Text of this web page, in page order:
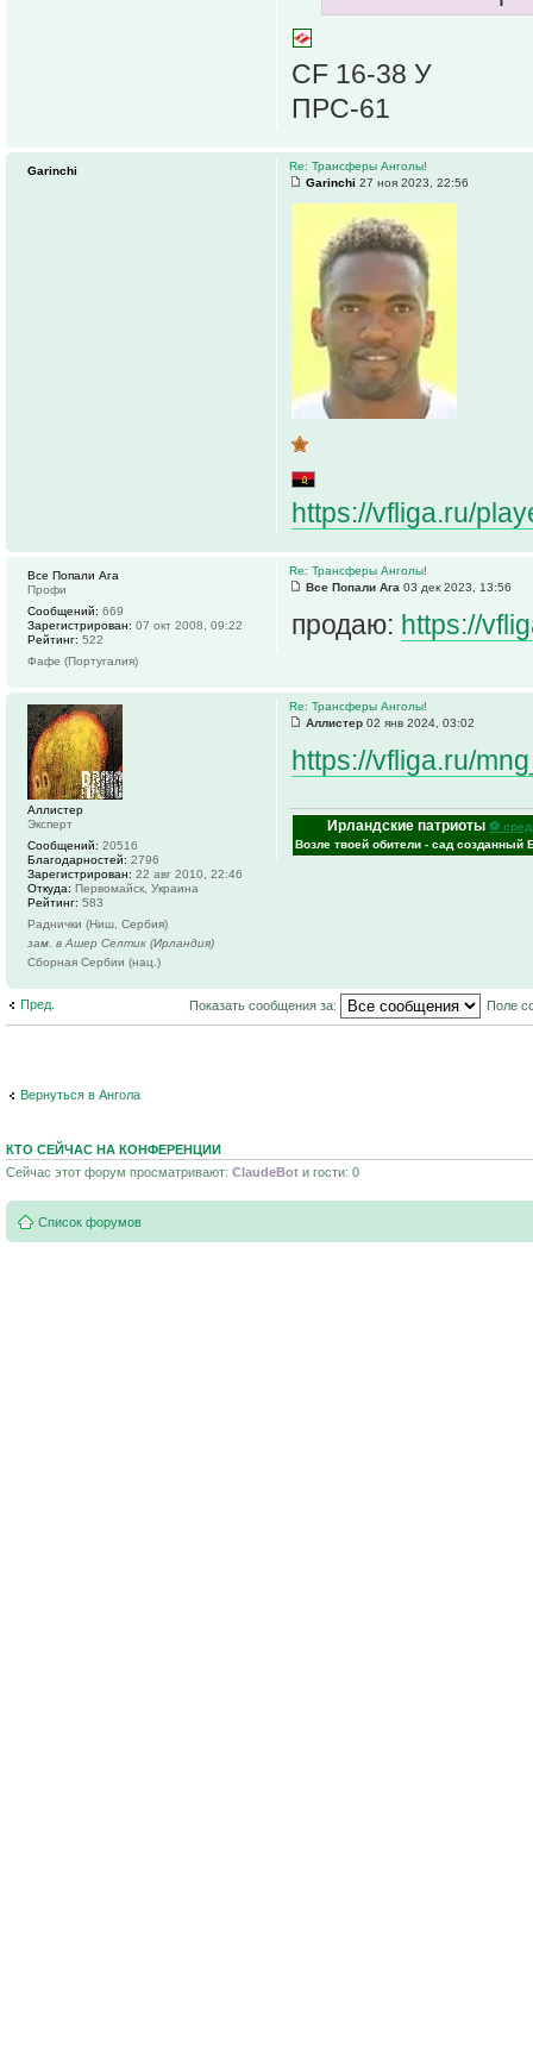
CF 16-38 У
ПРС-61
Re: Трансферы Анголы!
Garinchi 27 ноя 2023, 22:56
https://vfliga.ru/
Garinchi
Re: Трансферы Анголы!
Все Попали Ага 03 дек 2023, 13:56
продаю: https://
Все Попали Ага
Профи
Сообщений: 669
Зарегистрирован: 07 окт 2008, 09:22
Рейтинг: 522
Фафе (Португалия)
Re: Трансферы Анголы!
Аллистер 02 янв 2024, 03:02
https://vfliga.ru/
Ирландские патриоты ⚽
Возле твоей обители - сад созданный
Аллистер
Эксперт
Сообщений: 20516
Благодарностей: 2796
Зарегистрирован: 22 авг 2010, 22:46
Откуда: Первомайск, Украина
Рейтинг: 583
Раднички (Ниш, Сербия)
зам. в Ашер Селтик (Ирландия)
Сборная Сербии (нац.)
Пред. Показать сообщения за: Поле
Вернуться в Ангола
КТО СЕЙЧАС НА КОНФЕРЕНЦИИ
Сейчас этот форум просматривают: ClaudeBot и гости: 0
Список форумов